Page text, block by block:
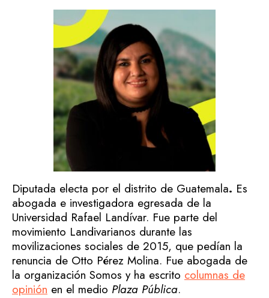
Diputada electa por el distrito de Guatemala. Es
abogada e investigadora egresada de la
Universidad Rafael Landívar. Fue parte del
movimiento Landivarianos durante las
movilizaciones sociales de 2015, que pedían la
renuncia de Otto Pérez Molina. Fue abogada de
la organización Somos y ha escrito columnas de
opinión en el medio Plaza Pública.